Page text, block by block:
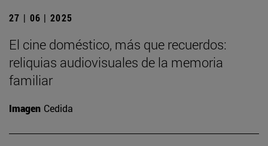
27 | 06 | 2025
El cine doméstico, más que recuerdos:
reliquias audiovisuales de la memoria
familiar
Imagen Cedida